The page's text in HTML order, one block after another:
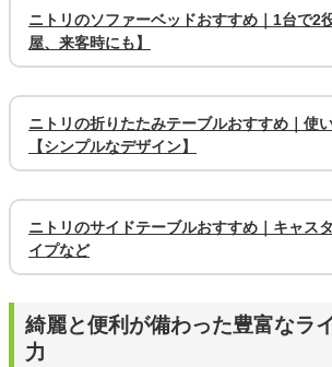
ニトリのソファーベッドおすすめ｜1台で2
屋、来客時にも】
ニトリの折りたたみテーブルおすすめ｜使
【シンプルなデザイン】
ニトリのサイドテーブルおすすめ｜キャス
イプなど
綺麗と便利が備わった豊富なラ
力